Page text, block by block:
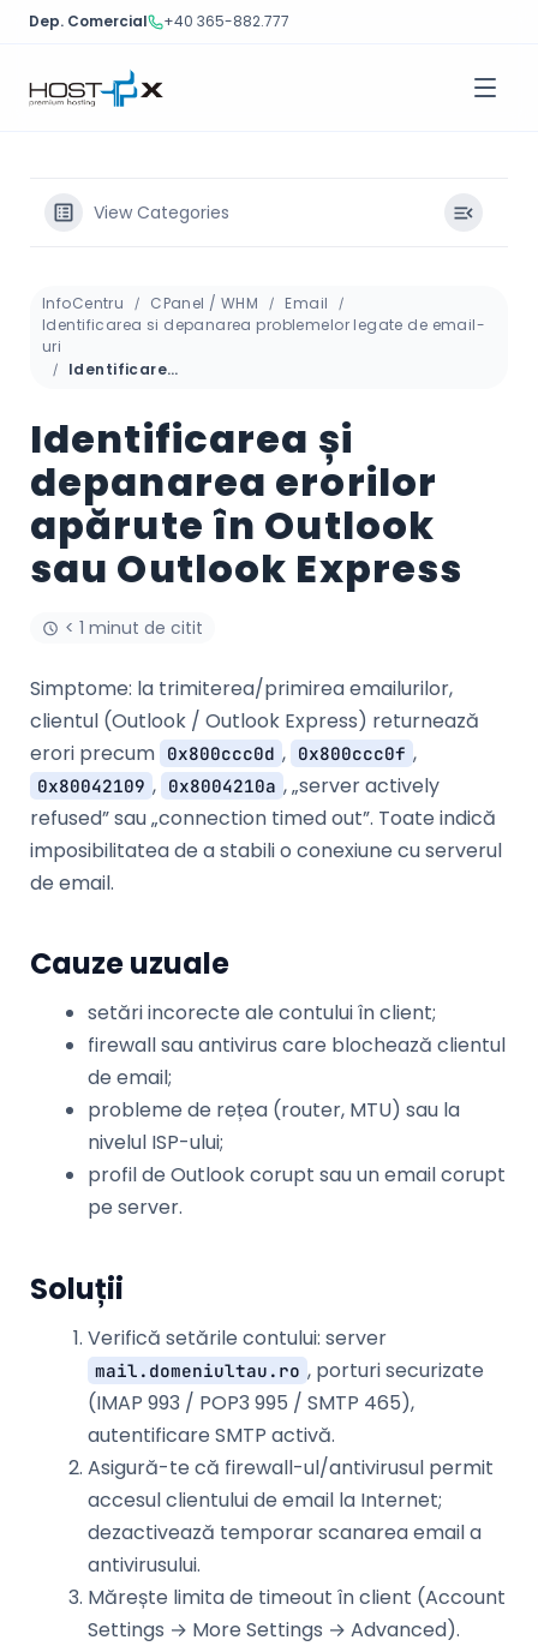
Dep. Comercial +40 365-882.777
conținut
View Categories
InfoCentru CPanel / WHM
Email
Identificarea si depanarea problemelor legate de email-
uri
Identificarea și depanarea erorilor apărute în Outlook sau Outlook Express
Identificarea și
depanarea erorilor
apărute în Outlook
sau Outlook Express
< 1 minut de citit
Simptome: la trimiterea/primirea emailurilor,
clientul (Outlook / Outlook Express) returnează
erori precum 0x800ccc0d , 0x800ccc0f ,
0x80042109 , 0x8004210a , „server actively
refused” sau „connection timed out”. Toate indică
imposibilitatea de a stabili o conexiune cu serverul
de email.
Cauze uzuale
setări incorecte ale contului în client;
firewall sau antivirus care blochează clientul
de email;
probleme de rețea (router, MTU) sau la
nivelul ISP-ului;
profil de Outlook corupt sau un email corupt
pe server.
Soluții
Verifică setările contului: server
mail.domeniultau.ro , porturi securizate
(IMAP 993 / POP3 995 / SMTP 465),
autentificare SMTP activă.
Asigură-te că firewall-ul/antivirusul permit
accesul clientului de email la Internet;
dezactivează temporar scanarea email a
antivirusului.
Mărește limita de timeout în client (Account
Settings → More Settings → Advanced).